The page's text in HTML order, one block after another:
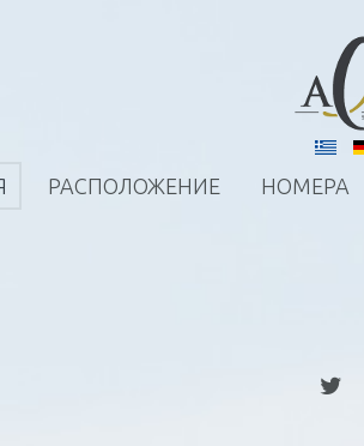
РАСПОЛОЖЕНИЕ НОМЕРА